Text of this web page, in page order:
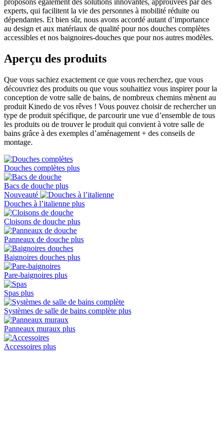
experts, qui facilitent la vie des personnes à mobilité réduite ou
dépendantes. Et bien sûr, nous avons accordé autant d’importance
au design et aux matériaux de qualité pour nos douches complètes
accessibles et nos baignoires-douches que pour nos autres modèles.
Aperçu des produits
Que vous sachiez exactement ce que vous recherchez, que vous
découvriez des produits ou que vous souhaitiez vous inspirer pour la
conception de votre salle de bains, de nombreux chemins mènent au
produit Kinedo de vos rêves ! Vous pouvez choisir de rechercher un
type de produit spécifique, de parcourir une vue d’ensemble de tous
les produits ou de trouver le produit qui convient à votre salle de
bains grâce à des exemples d’aménagement + des conseils de
montage.
Douches complètes plus
Bacs de douche plus
Nouveauté
Douches à l’italienne plus
Cloisons de douche plus
Panneaux de douche plus
Baignoires douches plus
Pare-baignoires plus
Spas plus
Systèmes de salle de bains complète plus
Panneaux muraux plus
Accessoires plus